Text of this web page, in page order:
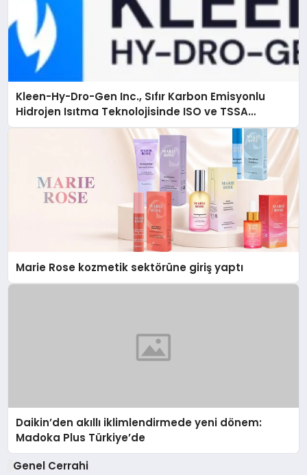
Kleen-Hy-Dro-Gen Inc., Sıfır Karbon Emisyonlu
Hidrojen Isıtma Teknolojisinde ISO ve TSSA
Düzenleyici Onaylarını Aldı
Marie Rose kozmetik sektörüne giriş yaptı
Daikin’den akıllı iklimlendirmede yeni dönem:
Madoka Plus Türkiye’de
Genel Cerrahi